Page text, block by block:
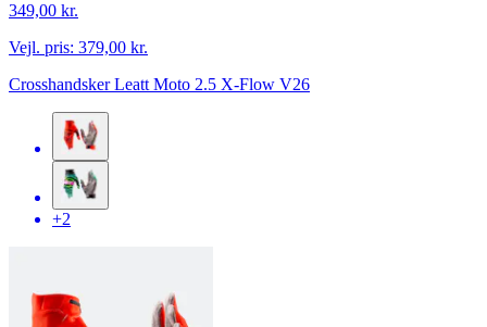
349,00 kr.
Vejl. pris: 379,00 kr.
Crosshandsker Leatt Moto 2.5 X-Flow V26
+2